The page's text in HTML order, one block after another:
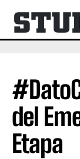
del
Etapa